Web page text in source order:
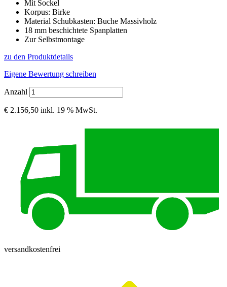
Mit Sockel
Korpus: Birke
Material Schubkasten: Buche Massivholz
18 mm beschichtete Spanplatten
Zur Selbstmontage
zu den Produktdetails
Eigene Bewertung schreiben
Anzahl
€ 2.156,50 inkl. 19 % MwSt.
versandkostenfrei